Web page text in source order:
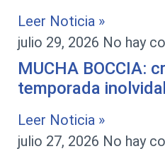
Leer Noticia »
julio 29, 2026 No hay
MUCHA BOCCIA:
temporada
Leer Noticia »
julio 27, 2026 No hay